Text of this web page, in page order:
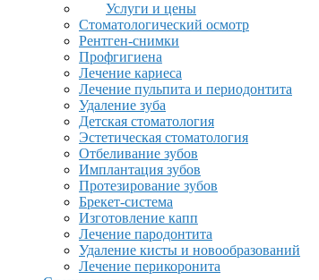
Услуги и цены
Стоматологический осмотр
Рентген-снимки
Профгигиена
Лечение кариеса
Лечение пульпита и периодонтита
Удаление зуба
Детская стоматология
Эстетическая стоматология
Отбеливание зубов
Имплантация зубов
Протезирование зубов
Брекет-система
Изготовление капп
Лечение пародонтита
Удаление кисты и новообразований
Лечение перикоронита